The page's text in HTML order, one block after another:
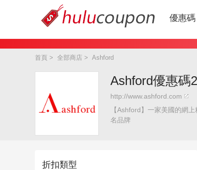
優惠碼
首頁 > 全部商店 > Ashford
Ashford優惠碼
http://www.ashford.com
【Ashford】一家美國的網
名品牌
折扣類型